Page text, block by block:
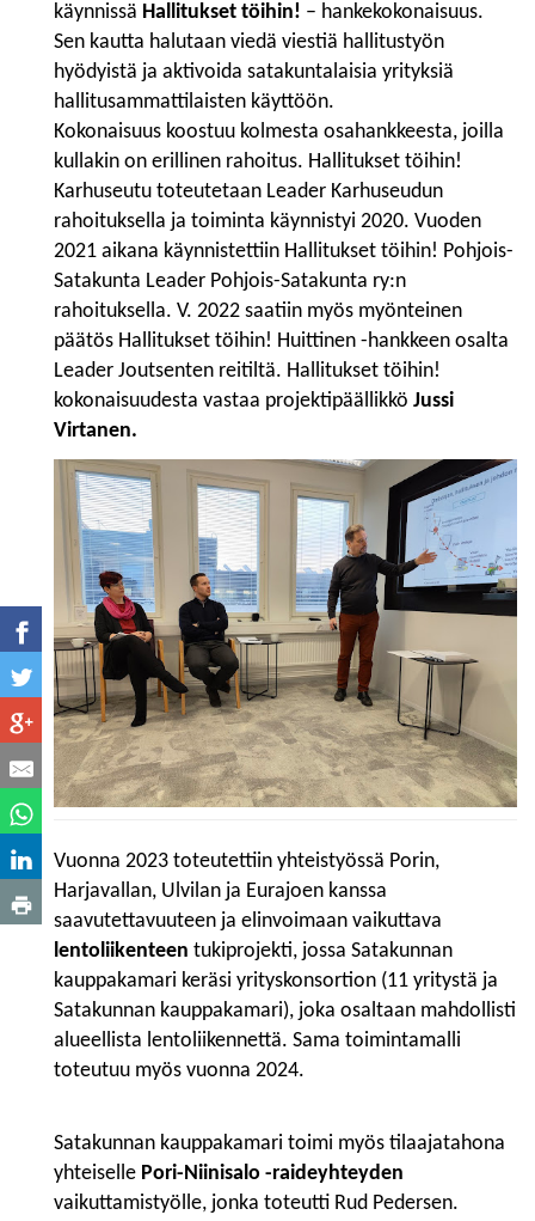
käynnissä Hallitukset töihin! – hankekokonaisuus.
Sen kautta halutaan viedä viestiä hallitustyön
hyödyistä ja aktivoida satakuntalaisia yrityksiä
hallitusammattilaisten käyttöön.
Kokonaisuus koostuu kolmesta osahankkeesta, joilla
kullakin on erillinen rahoitus. Hallitukset töihin!
Karhuseutu toteutetaan Leader Karhuseudun
rahoituksella ja toiminta käynnistyi 2020. Vuoden
2021 aikana käynnistettiin Hallitukset töihin! Pohjois-
Satakunta Leader Pohjois-Satakunta ry:n
rahoituksella. V. 2022 saatiin myös myönteinen
päätös Hallitukset töihin! Huittinen -hankkeen osalta
Leader Joutsenten reitiltä. Hallitukset töihin!
kokonaisuudesta vastaa projektipäällikkö Jussi
Virtanen.
Vuonna 2023 toteutettiin yhteistyössä Porin,
Harjavallan, Ulvilan ja Eurajoen kanssa
saavutettavuuteen ja elinvoimaan vaikuttava
lentoliikenteen tukiprojekti, jossa Satakunnan
kauppakamari keräsi yrityskonsortion (11 yritystä ja
Satakunnan kauppakamari), joka osaltaan mahdollisti
alueellista lentoliikennettä. Sama toimintamalli
toteutuu myös vuonna 2024.
Satakunnan kauppakamari toimi myös tilaajatahona
yhteiselle Pori-Niinisalo -raideyhteyden
vaikuttamistyölle, jonka toteutti Rud Pedersen.